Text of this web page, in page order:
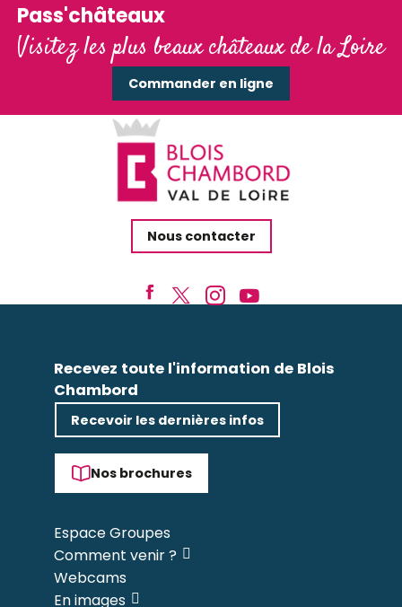
Pass'châteaux
Visitez les plus beaux châteaux de la Loire
Commander en ligne
Nous contacter
Recevez toute l'information de Blois
Chambord
Recevoir les dernières infos
Nos brochures
Espace Groupes
Comment venir ?
Webcams
En images